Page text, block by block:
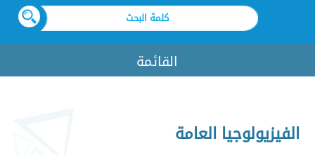
القائمة
الفيزيولوجيا العامة